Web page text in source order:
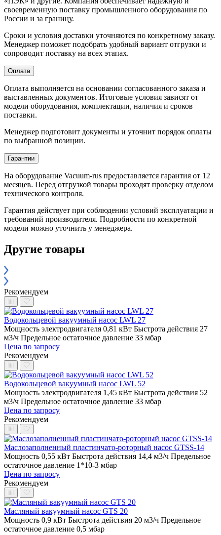
своевременную поставку промышленного оборудования по
России и за границу.
Сроки и условия доставки уточняются по конкретному заказу.
Менеджер поможет подобрать удобный вариант отгрузки и
сопроводит поставку на всех этапах.
Оплата
Оплата выполняется на основании согласованного заказа и
выставленных документов. Итоговые условия зависят от
модели оборудования, комплектации, наличия и сроков
поставки.
Менеджер подготовит документы и уточнит порядок оплаты
по выбранной позиции.
Гарантии
На оборудование Vacuum-rus предоставляется гарантия от 12
месяцев. Перед отгрузкой товары проходят проверку отделом
технического контроля.
Гарантия действует при соблюдении условий эксплуатации и
требований производителя. Подробности по конкретной
модели можно уточнить у менеджера.
Другие товары
Рекомендуем
Водокольцевой вакуумный насос LWL 27
Мощность электродвигателя 0,81 кВт Быстрота действия 27
м3/ч Предельное остаточное давление 33 мбар
Цена по запросу
Рекомендуем
Водокольцевой вакуумный насос LWL 52
Мощность электродвигателя 1,45 кВт Быстрота действия 52
м3/ч Предельное остаточное давление 33 мбар
Цена по запросу
Рекомендуем
Маслозаполненный пластинчато-роторный насос GTSS-14
Мощность 0,55 кВт Быстрота действия 14,4 м3/ч Предельное
остаточное давление 1*10-3 мбар
Цена по запросу
Рекомендуем
Масляный вакуумный насос GTS 20
Мощность 0,9 кВт Быстрота действия 20 м3/ч Предельное
остаточное давление 0,5 мбар